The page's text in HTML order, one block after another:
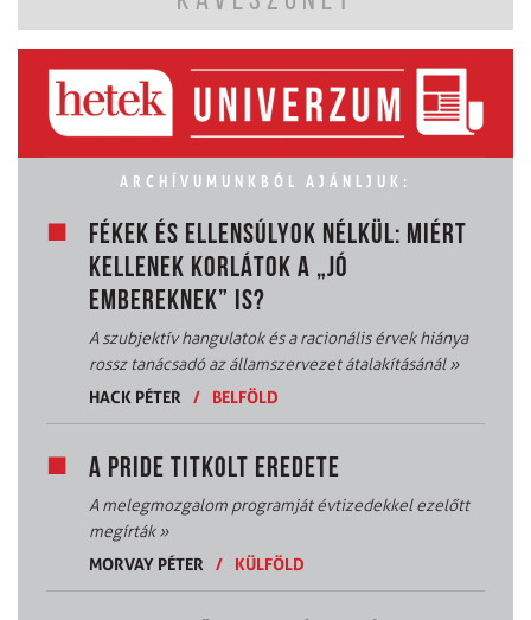
ARCHÍVUMUNKBÓL AJÁNLJUK:
FÉKEK ÉS ELLENSÚLYOK NÉLKÜL: MIÉRT
KELLENEK KORLÁTOK A „JÓ
EMBEREKNEK” IS?
A szubjektív hangulatok és a racionális érvek hiánya
rossz tanácsadó az államszervezet átalakításánál»
HACK PÉTER
/ BELFÖLD
A PRIDE TITKOLT EREDETE
A melegmozgalom programját évtizedekkel ezelőtt
megírták»
MORVAY PÉTER
/ KÜLFÖLD